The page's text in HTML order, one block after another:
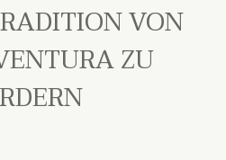
VON
ZU